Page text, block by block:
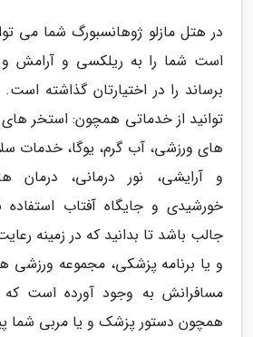
در هتل مازلو ژوهانسبورگ شما می
است شما را به ریلکسی و آرامش
برساند را در اختیارتان گذاشته
توانید از خدماتی همچون: استخر های
های ورزشی، آب گرم، یوگا، خدمات
و آرایشی، نور درمانی، درمان
خورشیدی و جایگاه آفتاب استفاده
جالب باشد تا بدانید که در زمینه
و یا برنامه پزشکی، مجموعه ورزشی
مسافرانش به وجود آورده است
همچون دستور پزشک و یا مربی شما